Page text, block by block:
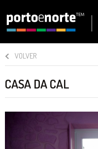
VOLVER
CASA DA CAL